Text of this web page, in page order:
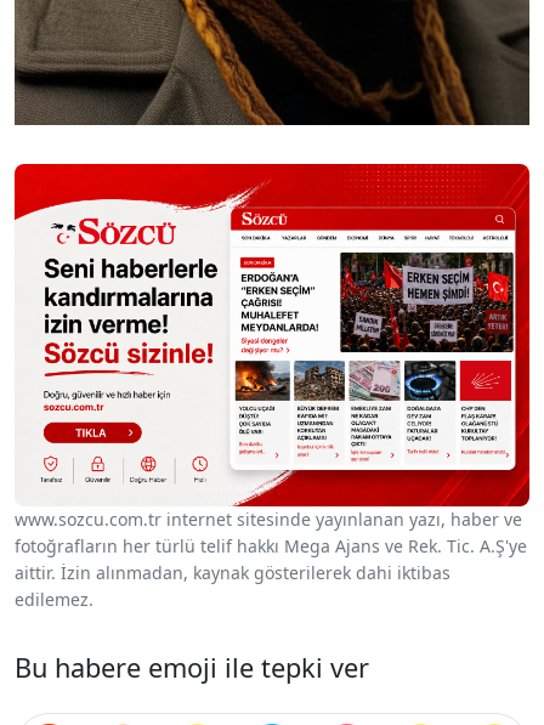
www.sozcu.com.tr internet sitesinde yayınlanan yazı, haber ve
fotoğrafların her türlü telif hakkı Mega Ajans ve Rek. Tic. A.Ş'ye
aittir. İzin alınmadan, kaynak gösterilerek dahi iktibas
edilemez.
Bu habere emoji ile tepki ver